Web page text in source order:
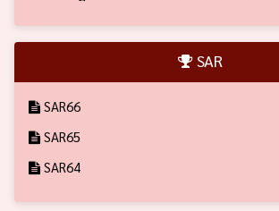
SAR
SAR66
SAR65
SAR64